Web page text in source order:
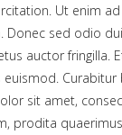
Ut enim
Donec sed odio
auctor fringilla.
sit amet,
prodita